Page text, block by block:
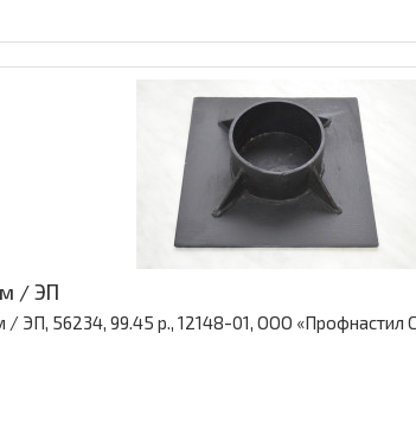
/ ЭП
ЭП, 56234, 99.45 р., 12148-01, ООО «Профнастил